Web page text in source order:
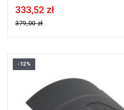
Price tax included
333,52 zł
379,00 zł
-12%